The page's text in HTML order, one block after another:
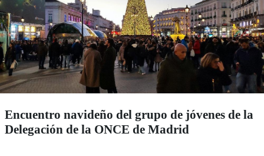
Encuentro navideño del grupo de jóvenes de la
Delegación de la ONCE de Madrid